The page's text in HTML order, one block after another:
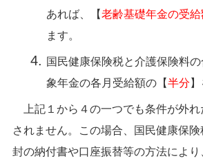
あれば、【老齢基礎年金の受給
ます。
国民健康保険税と介護保険料
象年金の各月受給額の【半分
上記１から４の一つでも条件が外れ
されません。この場合、国民健康保
封の納付書や口座振替等の方法によ